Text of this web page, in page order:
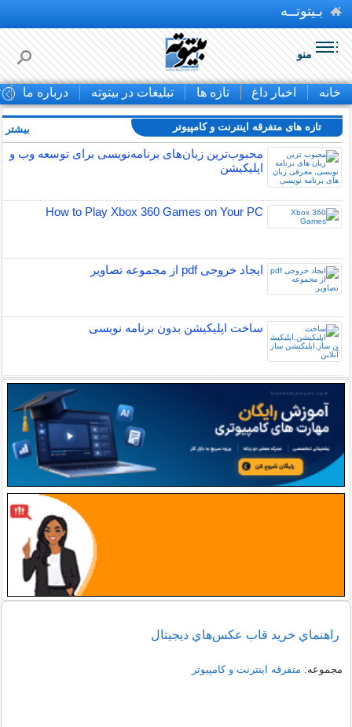
بـیتوتــه
منو
خانه اخبار داغ تازه ها تبلیغات در بیتوته درباره ما
تازه های متفرقه اينترنت و كامپيوتر
محبوب‌ترین زبان‌های برنامه‌نویسی برای توسعه وب و
اپلیکیشن
How to Play Xbox 360 Games on Your PC
ایجاد خروجی pdf از مجموعه تصاویر
ساخت اپلیکیشن بدون برنامه نویسی
بیشتر
راهنماي خريد قاب عكس‌هاي ديجيتال
مجموعه: متفرقه اينترنت و كامپيوتر